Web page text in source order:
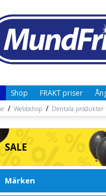
Shop FRAKT priser
/ Webbshop / Dentala produkter
SALE
Märken